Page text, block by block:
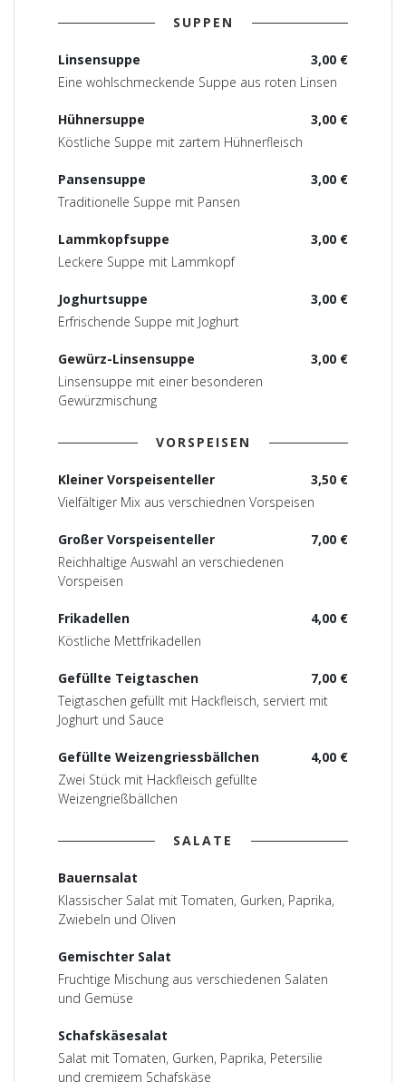
SUPPEN
3,00 €
Linsensuppe
Eine wohlschmeckende Suppe aus roten Linsen
3,00 €
Hühnersuppe
Köstliche Suppe mit zartem Hühnerfleisch
3,00 €
Pansensuppe
Traditionelle Suppe mit Pansen
3,00 €
Lammkopfsuppe
Leckere Suppe mit Lammkopf
3,00 €
Joghurtsuppe
Erfrischende Suppe mit Joghurt
3,00 €
Gewürz-Linsensuppe
Linsensuppe mit einer besonderen
Gewürzmischung
VORSPEISEN
3,50 €
Kleiner Vorspeisenteller
Vielfältiger Mix aus verschiednen Vorspeisen
7,00 €
Großer Vorspeisenteller
Reichhaltige Auswahl an verschiedenen
Vorspeisen
4,00 €
Frikadellen
Köstliche Mettfrikadellen
7,00 €
Gefüllte Teigtaschen
Teigtaschen gefüllt mit Hackfleisch, serviert mit
Joghurt und Sauce
4,00 €
Gefüllte Weizengriessbällchen
Zwei Stück mit Hackfleisch gefüllte
Weizengrießbällchen
SALATE
Bauernsalat
Klassischer Salat mit Tomaten, Gurken, Paprika,
Zwiebeln und Oliven
Gemischter Salat
Fruchtige Mischung aus verschiedenen Salaten
und Gemüse
Schafskäsesalat
Salat mit Tomaten, Gurken, Paprika, Petersilie
und cremigem Schafskäse